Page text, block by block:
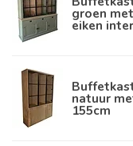
groen
eiken
natuur
155cm